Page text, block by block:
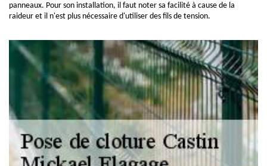
panneaux. Pour son installation, il faut noter sa facilité à cause de la
raideur et il n'est plus nécessaire d'utiliser des fils de tension.